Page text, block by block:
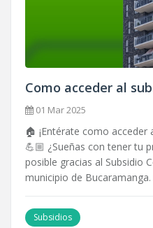
Como acceder al
01 Mar 2025
🏠 ¡Entérate como
💪🏼 ¿Sueñas con tener tu
posible gracias al Subsidio
municipio de
Subsidios